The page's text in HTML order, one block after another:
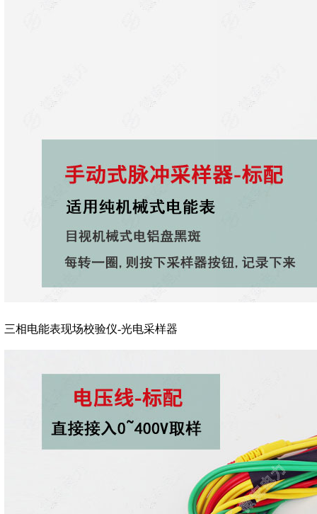
三相电能表现场校验仪-光电采样器